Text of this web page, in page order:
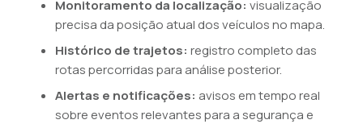
Monitoramento da localização: visualização
precisa da posição atual dos veículos no mapa.
Histórico de trajetos: registro completo das
rotas percorridas para análise posterior.
Alertas e notificações: avisos em tempo real
sobre eventos relevantes para a segurança e